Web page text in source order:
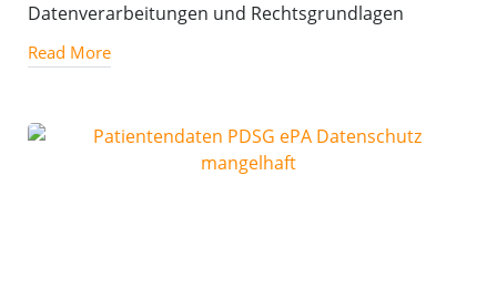
Datenverarbeitungen und Rechtsgrundlagen
Read More